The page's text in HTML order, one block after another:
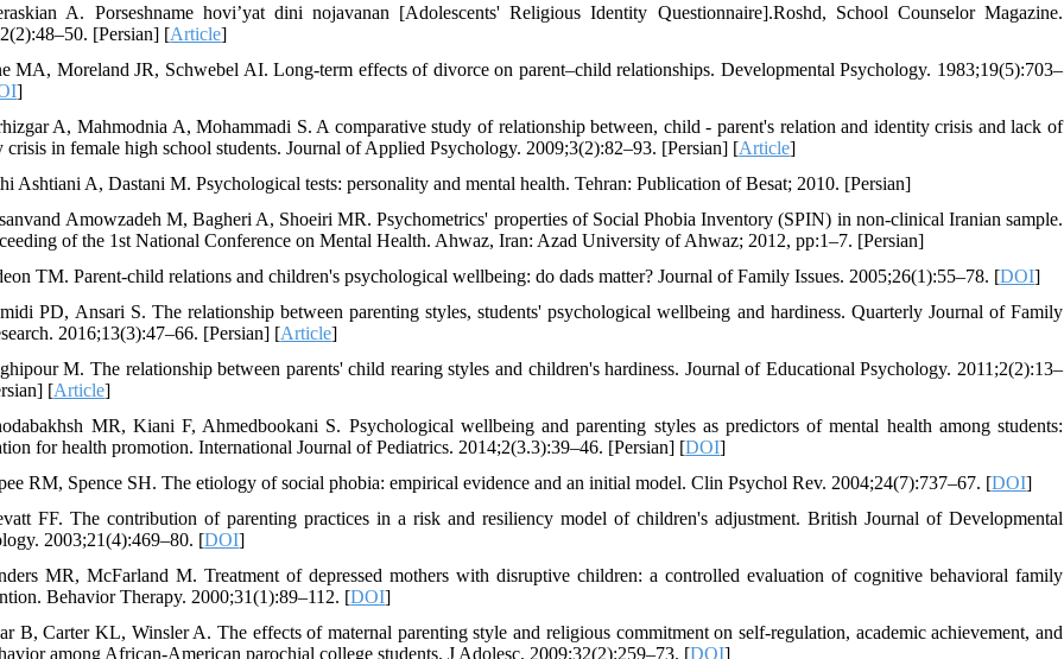
A. Porseshname hovi’yat dini nojavanan [Adolescents' Religious Identity Questionnaire].Roshd, School Counselor Magazine.
[Persian] [Article]
MA, Moreland JR, Schwebel AI. Long-term effects of divorce on parent–child relationships. Developmental Psychology. 1983;19(5):703–
]
A, Mahmodnia A, Mohammadi S. A comparative study of relationship between, child - parent's relation and identity crisis and lack of
crisis in female high school students. Journal of Applied Psychology. 2009;3(2):82–93. [Persian] [Article]
Ashtiani A, Dastani M. Psychological tests: personality and mental health. Tehran: Publication of Besat; 2010. [Persian]
Amowzadeh M, Bagheri A, Shoeiri MR. Psychometrics' properties of Social Phobia Inventory (SPIN) in non-clinical Iranian sample.
of the 1st National Conference on Mental Health. Ahwaz, Iran: Azad University of Ahwaz; 2012, pp:1–7. [Persian]
TM. Parent-child relations and children's psychological wellbeing: do dads matter? Journal of Family Issues. 2005;26(1):55–78. [DOI]
PD, Ansari S. The relationship between parenting styles, students' psychological wellbeing and hardiness. Quarterly Journal of Family
2016;13(3):47–66. [Persian] [Article]
M. The relationship between parents' child rearing styles and children's hardiness. Journal of Educational Psychology. 2011;2(2):13–
[Article]
MR, Kiani F, Ahmedbookani S. Psychological wellbeing and parenting styles as predictors of mental health among students:
for health promotion. International Journal of Pediatrics. 2014;2(3.3):39–46. [Persian] [DOI]
RM, Spence SH. The etiology of social phobia: empirical evidence and an initial model. Clin Psychol Rev. 2004;24(7):737–67. [DOI]
FF. The contribution of parenting practices in a risk and resiliency model of children's adjustment. British Journal of Developmental
2003;21(4):469–80. [DOI]
MR, McFarland M. Treatment of depressed mothers with disruptive children: a controlled evaluation of cognitive behavioral family
Behavior Therapy. 2000;31(1):89–112. [DOI]
B, Carter KL, Winsler A. The effects of maternal parenting style and religious commitment on self-regulation, academic achievement, and
among African-American parochial college students. J Adolesc. 2009;32(2):259–73. [DOI]